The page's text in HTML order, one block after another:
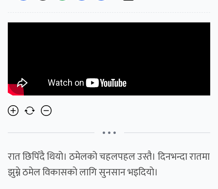
• • •
रात छिपिँदै थियो। ठमेलको चहलपहल उस्तै। दिनभन्दा रातमा
झुम्ने ठमेल विकासकाे लागि सुनसान भइदियाे।